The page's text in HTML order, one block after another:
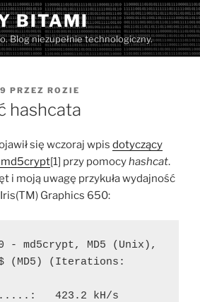
BITAMI
Blog niezupełnie technologiczny.
PRZEZ ROZIE
hashcata
się wczoraj wpis dotyczący
md5crypt[1] przy pomocyhashcat.
i moją uwagę przykuła wydajność
Graphics 650:
- md5crypt, MD5 (Unix),
(MD5) (Iterations:
423.2 kH/s